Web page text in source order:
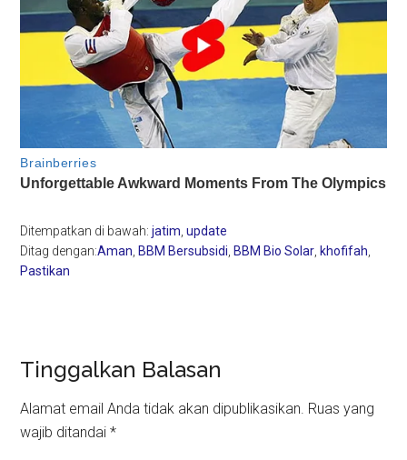
Ditempatkan di bawah:jatim ,update
Ditag dengan:Aman BBM Bersubsidi BBM Bio Solar khofifah
Pastikan
Reader
Interactions
Tinggalkan Balasan
Alamat email Anda tidak akan dipublikasikan. Ruas yang
wajib ditandai*